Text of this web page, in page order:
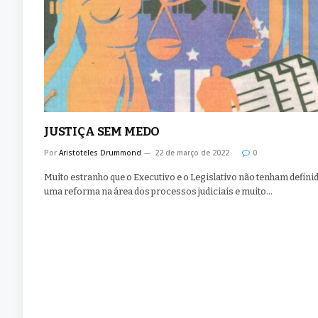
JUSTIÇA SEM MEDO
Por Aristoteles Drummond 22 de março de 2022 0
Muito estranho que o Executivo e o Legislativo não tenham
uma reforma na área dos processos judiciais e muito…